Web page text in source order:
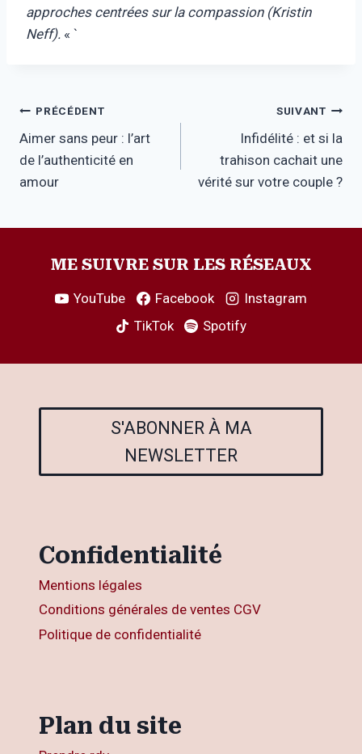
approches centrées sur la compassion (Kristin
Neff). « `
Navigation
de
l’article
PRÉCÉDENT
Aimer sans peur : l’art
de l’authenticité en
amour
SUIVANT
Infidélité : et si la
trahison cachait une
vérité sur votre couple ?
ME SUIVRE SUR LES RÉSEAUX
YouTube Facebook
Instagram
TikTok
Spotify
S'ABONNER À MA
NEWSLETTER
Confidentialité
Mentions légales
Conditions générales de ventes CGV
Politique de confidentialité
Plan du site